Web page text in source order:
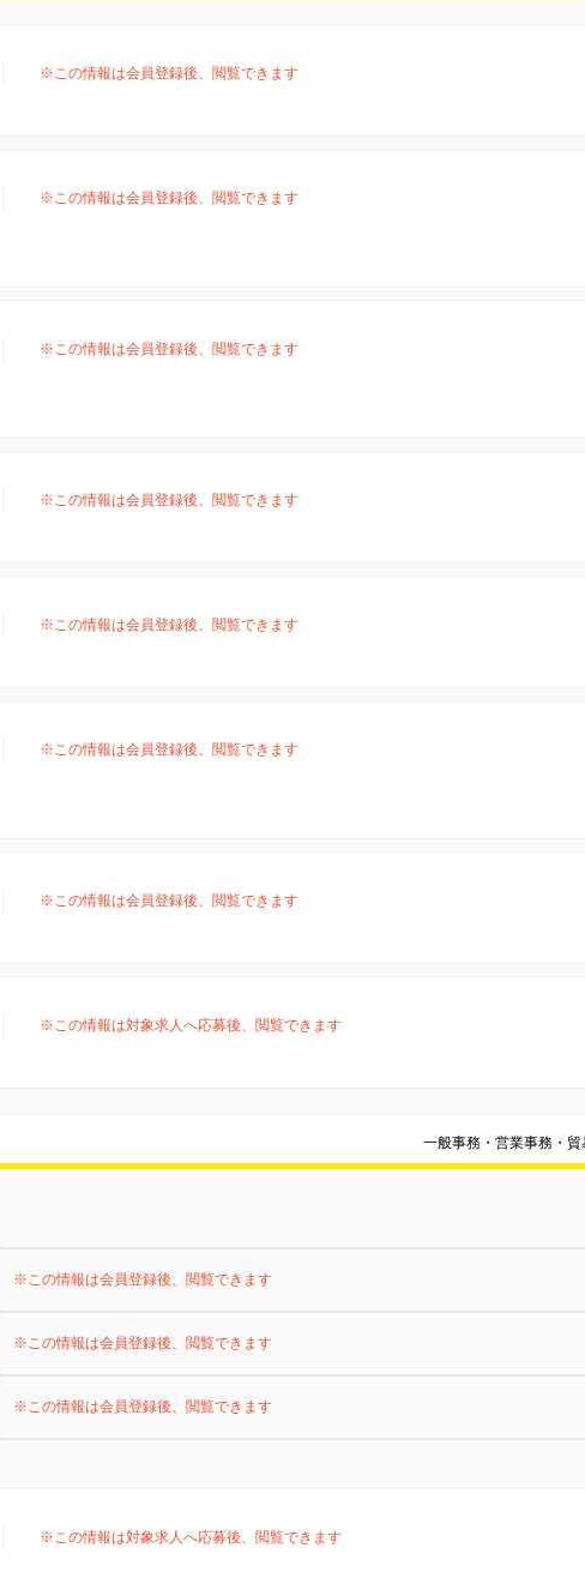
※この情報は会員登録後、閲覧できます
※この情報は会員登録後、閲覧できます
※この情報は会員登録後、閲覧できます
※この情報は会員登録後、閲覧できます
※この情報は会員登録後、閲覧できます
※この情報は会員登録後、閲覧できます
※この情報は会員登録後、閲覧できます
※この情報は対象求人へ応募後、閲覧できます
一般事務・営業事務・貿
※この情報は会員登録後、閲覧できます
※この情報は会員登録後、閲覧できます
※この情報は会員登録後、閲覧できます
※この情報は対象求人へ応募後、閲覧できます